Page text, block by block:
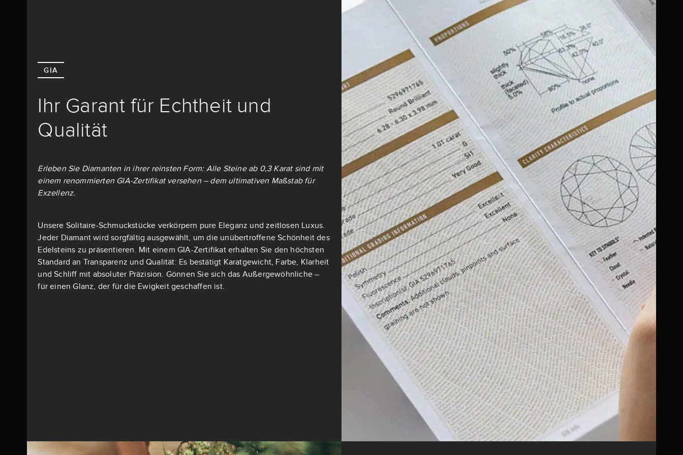
GIA
Ihr Garant für Echtheit und
Qualität
Erleben Sie Diamanten in ihrer reinsten Form: Alle Steine ab 0,3 Karat sind mit
einem renommierten GIA-Zertifikat versehen – dem ultimativen Maßstab für
Exzellenz.
Unsere Solitaire-Schmuckstücke verkörpern pure Eleganz und zeitlosen Luxus.
Jeder Diamant wird sorgfältig ausgewählt, um die unübertroffene Schönheit des
Edelsteins zu präsentieren. Mit einem GIA-Zertifikat erhalten Sie den höchsten
Standard an Transparenz und Qualität: Es bestätigt Karatgewicht, Farbe, Klarheit
und Schliff mit absoluter Präzision. Gönnen Sie sich das Außergewöhnliche –
für einen Glanz, der für die Ewigkeit geschaffen ist.